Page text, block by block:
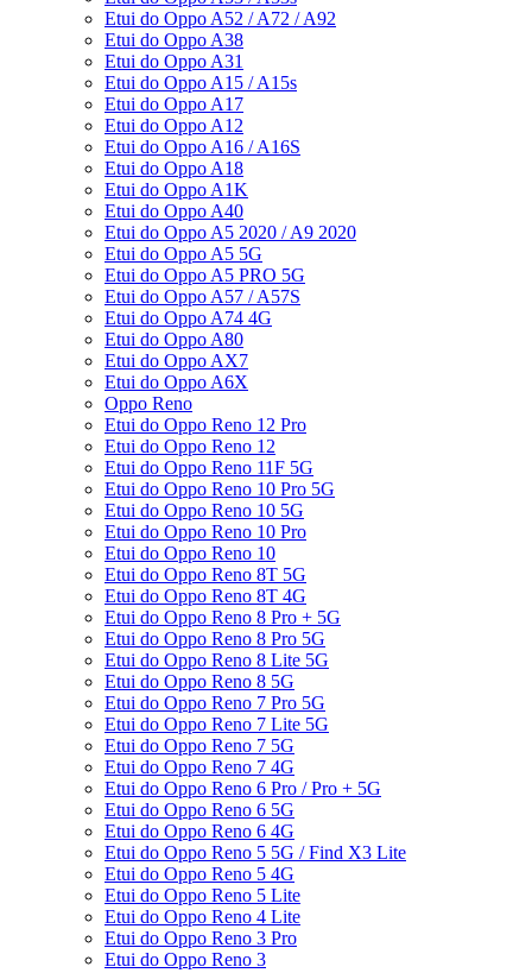
Etui do Oppo A52 / A72 / A92
Etui do Oppo A38
Etui do Oppo A31
Etui do Oppo A15 / A15s
Etui do Oppo A17
Etui do Oppo A12
Etui do Oppo A16 / A16S
Etui do Oppo A18
Etui do Oppo A1K
Etui do Oppo A40
Etui do Oppo A5 2020 / A9 2020
Etui do Oppo A5 5G
Etui do Oppo A5 PRO 5G
Etui do Oppo A57 / A57S
Etui do Oppo A74 4G
Etui do Oppo A80
Etui do Oppo AX7
Etui do Oppo A6X
Oppo Reno
Etui do Oppo Reno 12 Pro
Etui do Oppo Reno 12
Etui do Oppo Reno 11F 5G
Etui do Oppo Reno 10 Pro 5G
Etui do Oppo Reno 10 5G
Etui do Oppo Reno 10 Pro
Etui do Oppo Reno 10
Etui do Oppo Reno 8T 5G
Etui do Oppo Reno 8T 4G
Etui do Oppo Reno 8 Pro + 5G
Etui do Oppo Reno 8 Pro 5G
Etui do Oppo Reno 8 Lite 5G
Etui do Oppo Reno 8 5G
Etui do Oppo Reno 7 Pro 5G
Etui do Oppo Reno 7 Lite 5G
Etui do Oppo Reno 7 5G
Etui do Oppo Reno 7 4G
Etui do Oppo Reno 6 Pro / Pro + 5G
Etui do Oppo Reno 6 5G
Etui do Oppo Reno 6 4G
Etui do Oppo Reno 5 5G / Find X3 Lite
Etui do Oppo Reno 5 4G
Etui do Oppo Reno 5 Lite
Etui do Oppo Reno 4 Lite
Etui do Oppo Reno 3 Pro
Etui do Oppo Reno 3